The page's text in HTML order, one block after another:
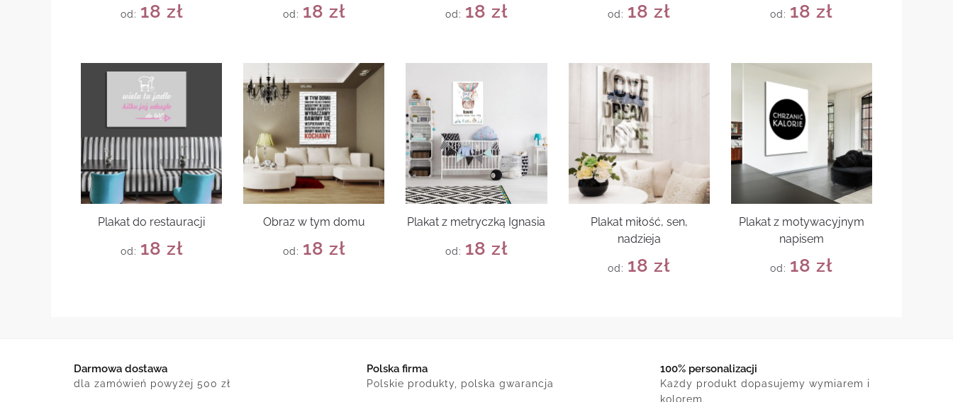
od: 18 zł od: 18 zł od: 18 zł od: 18zł od: 18zł
Plakat do restauracji
od: 18 zł
Obraz w tym domu
od: 18 zł
Plakat z metryczką Ignasia
od: 18 zł
Plakat miłość, sen,
nadzieja
od: 18zł
Plakat z motywacyjnym
napisem
od: 18zł
Darmowa dostawa
dla zamówień powyżej 500 zł
Polska firma
Polskie produkty, polska gwarancja
100% personalizacji
Każdy produkt dopasujemy wymiarem i
kolorem